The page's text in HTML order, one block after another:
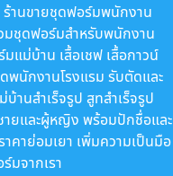
านขายชุดฟอร์มพนักงาน
มชุดฟอร์มสำหรับพนักงาน
แม่บ้าน เสื้อเชฟ เสื้อกาวน์
พนักงานโรงแรม รับตัดและ
นสำเร็จรูป สูทสำเร็จรูป
ายและผู้หญิง พร้อมปักชื่อและ
คาย่อมเยา เพิ่มความเป็นมือ
มจากเรา